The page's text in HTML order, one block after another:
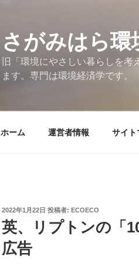
さがみはら
旧「環境にやさしい暮らしを
ます。専門は環境経済学です。
ホーム 運営者情報 サイト
投
稿
日:
2022年1月22日 投稿者: ECOECO
英、リプトンの「
広告